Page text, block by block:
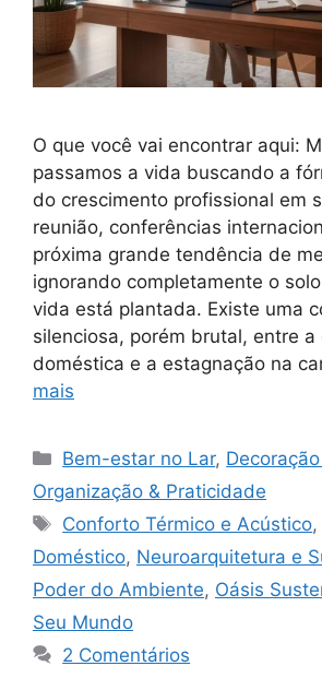
O que você vai encontrar aqui:
passamos a vida buscando a
do crescimento profissional em
reunião, conferências
próxima grande tendência de
ignorando completamente o
vida está plantada. Existe uma
silenciosa, porém brutal, entre a
doméstica e a estagnação na
mais
Categorias
Bem-estar no Lar,
Organização & Praticidade
Tags
Conforto Térmico e Acústico,
Doméstico, Neuroarquitetura e
Poder do Ambiente, Oásis
Seu Mundo
2 Comentários